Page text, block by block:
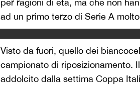
ad un primo terzo di Serie A
Visto da fuori, quello dei
campionato di riposizionamento.
addolcito dalla settima Coppa